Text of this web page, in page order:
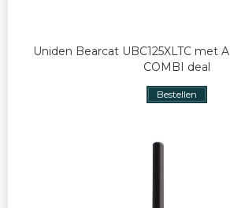
Uniden Bearcat UBC125XLTC met
COMBI deal
Bestellen